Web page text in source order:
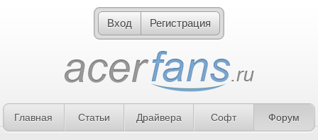
Вход Регистрация
Главная Статьи Драйвера Софт Форум